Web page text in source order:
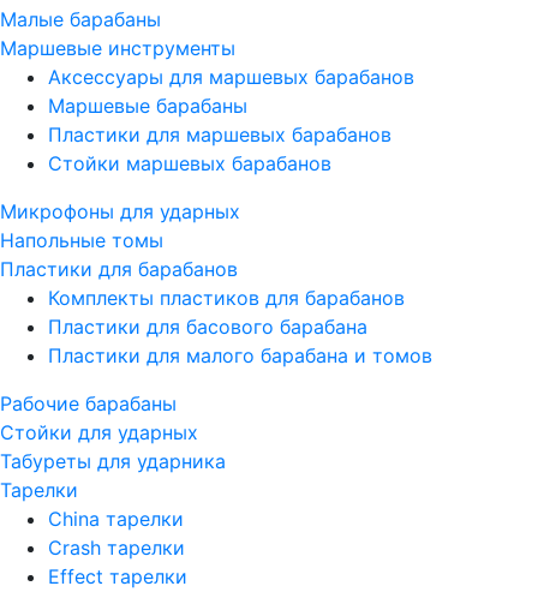
Малые барабаны
Маршевые инструменты
Аксессуары для маршевых барабанов
Маршевые барабаны
Пластики для маршевых барабанов
Стойки маршевых барабанов
Микрофоны для ударных
Напольные томы
Пластики для барабанов
Комплекты пластиков для барабанов
Пластики для басового барабана
Пластики для малого барабана и томов
Рабочие барабаны
Стойки для ударных
Табуреты для ударника
Тарелки
China тарелки
Crash тарелки
Effect тарелки